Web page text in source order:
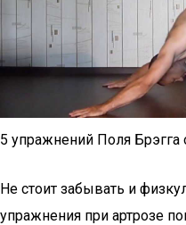
5 упражнений Поля Брэгга
Не стоит забывать и
упражнения при артрозе